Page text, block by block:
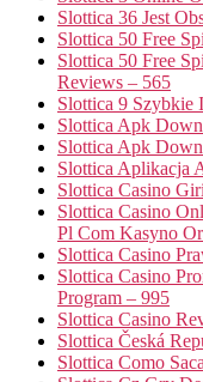
Slottica 36 Jest
Slottica 50 Free
Slottica 50 Free
Reviews – 565
Slottica 9 Szybkie
Slottica Apk
Slottica Apk
Slottica Aplikacja
Slottica Casino
Slottica Casino
Pl Com Kasyno
Slottica Casino
Slottica Casino
Program – 995
Slottica Casino
Slottica Česká
Slottica Como